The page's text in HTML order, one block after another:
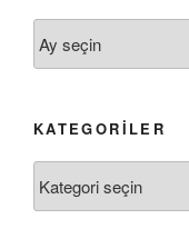
KATEGORILER